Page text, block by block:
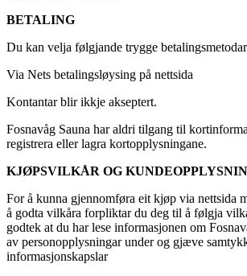
BETALING
Du kan velja følgjande trygge
Via Nets betalingsløysing på nettsida
Kontantar blir ikkje akseptert.
Fosnavåg Sauna har aldri tilgang til
registrera eller lagra kortopplysningane.
KJØPSVILKÅR OG
For å kunna gjennomføra eit kjøp via nettsida
å godta vilkåra forpliktar du deg til å følgja
godtek at du har lese informasjonen om
av personopplysningar under og gjæve
informasjonskapslar